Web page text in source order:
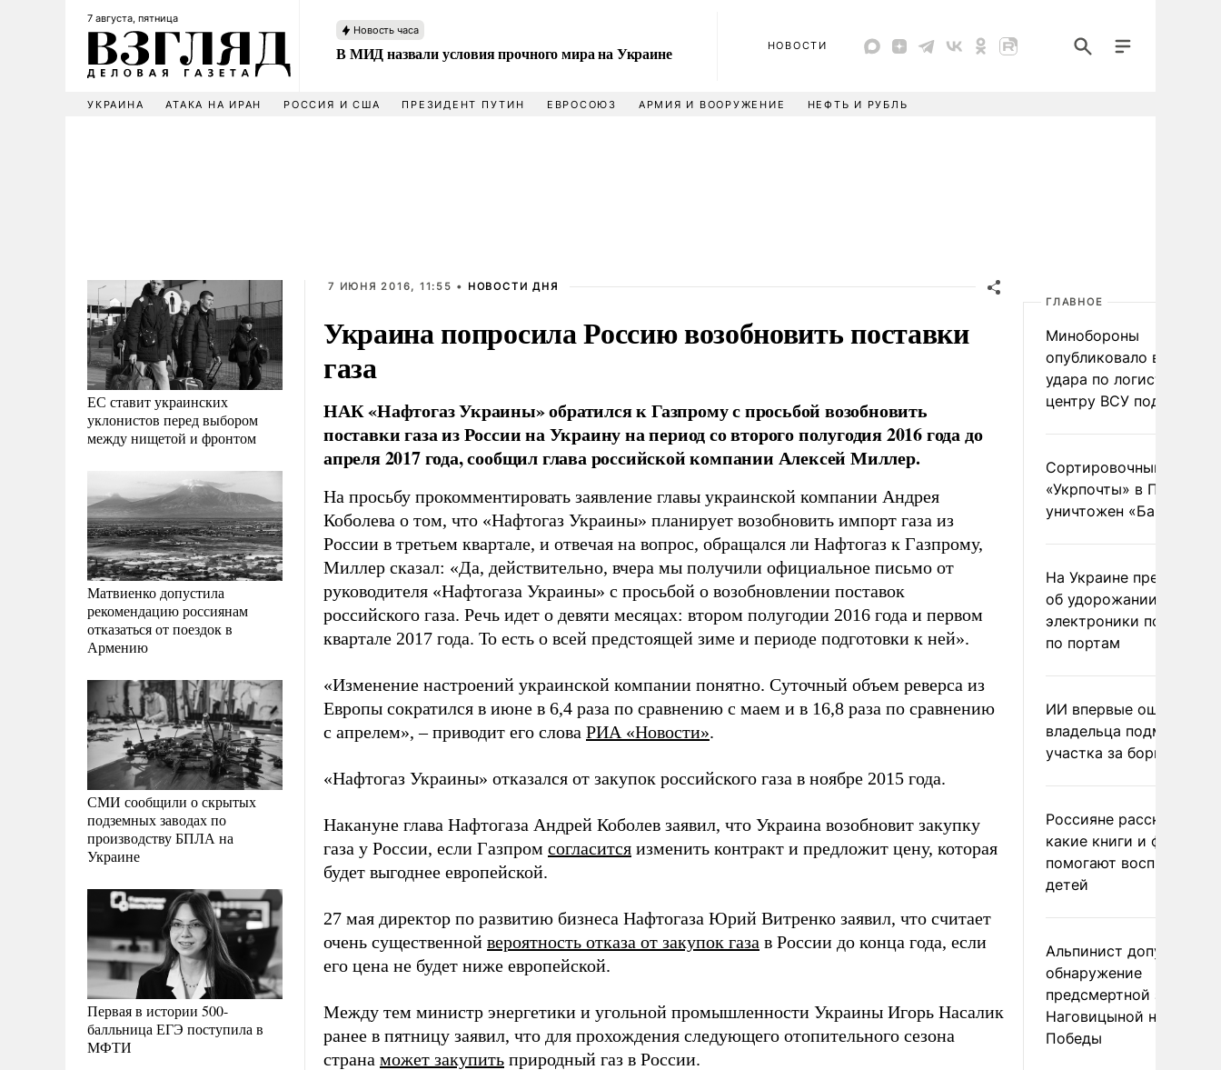
7 августа, пятница
Новость часа
В МИД назвали условия прочного мира на Украине НОВОСТИ
УКРАИНА АТАКА НА ИРАН РОССИЯ И США ПРЕЗИДЕНТ ПУТИН ЕВРОСОЮЗ АРМИЯ И ВООРУЖЕНИЕ НЕФТЬ И РУБЛЬ
ЕС ставит украинских
уклонистов перед выбором
между нищетой и фронтом
Матвиенко допустила
рекомендацию россиянам
отказаться от поездок в
Армению
СМИ сообщили о скрытых
подземных заводах по
производству БПЛА на
Украине
Первая в истории 500-
балльница ЕГЭ поступила в
МФТИ
7 ИЮНЯ 2016, 11:55 • НОВОСТИ ДНЯ
Украина попросила Россию возобновить поставки
газа
НАК «Нафтогаз Украины» обратился к Газпрому с просьбой возобновить
поставки газа из России на Украину на период со второго полугодия 2016 года до
апреля 2017 года, сообщил глава российской компании Алексей Миллер.
На просьбу прокомментировать заявление главы украинской компании Андрея
Коболева о том, что «Нафтогаз Украины» планирует возобновить импорт газа из
России в третьем квартале, и отвечая на вопрос, обращался ли Нафтогаз к Газпрому,
Миллер сказал: «Да, действительно, вчера мы получили официальное письмо от
руководителя «Нафтогаза Украины» с просьбой о возобновлении поставок
российского газа. Речь идет о девяти месяцах: втором полугодии 2016 года и первом
квартале 2017 года. То есть о всей предстоящей зиме и периоде подготовки к ней».
«Изменение настроений украинской компании понятно. Суточный объем реверса из
Европы сократился в июне в 6,4 раза по сравнению с маем и в 16,8 раза по сравнению
с апрелем», – приводит его слова РИА «Новости».
«Нафтогаз Украины» отказался от закупок российского газа в ноябре 2015 года.
Накануне глава Нафтогаза Андрей Коболев заявил, что Украина возобновит закупку
газа у России, если Газпром согласится изменить контракт и предложит цену, которая
будет выгоднее европейской.
27 мая директор по развитию бизнеса Нафтогаза Юрий Витренко заявил, что считает
очень существенной вероятность отказа от закупок газа в России до конца года, если
его цена не будет ниже европейской.
Между тем министр энергетики и угольной промышленности Украины Игорь Насалик
ранее в пятницу заявил, что для прохождения следующего отопительного сезона
страна может закупить природный газ в России.
ГЛАВНОЕ
Минобороны
опубликовало видео
удара по
центру ВСУ под Киевом
Сортировочный пункт
«Укрпочты» в
уничтожен
На Украине
об удорожании
электроники после
по портам
ИИ впервые
владельца
участка за борщевик
Россияне рассказали,
какие книги и фильмы
помогают воспитывать
детей
Альпинист допустил
обнаружение
предсмертной записки
Наговицыной на пике
Победы